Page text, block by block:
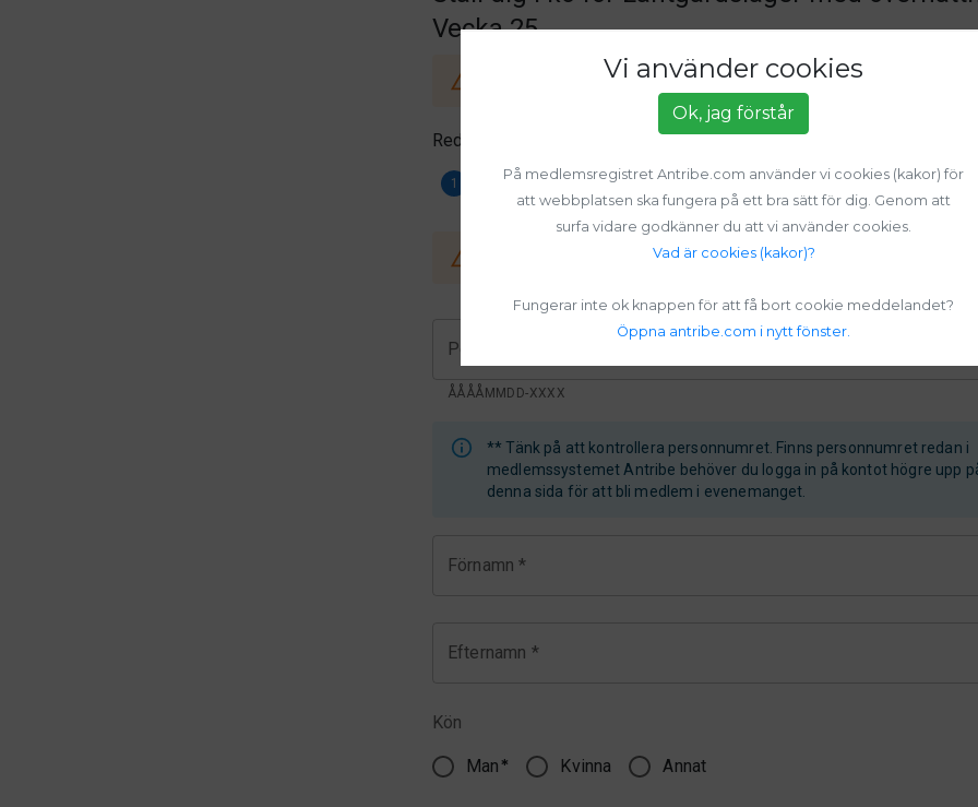
Vecka 25
Evenemanget är fullt. 4 personer står redan i kö.
Redan konto?
1 Dina uppgifter 2 Extra frågor 3
Du ska ange personnumret på den som ska delta på evenemanget.
Personnummer *
ÅÅÅÅMMDD-XXXX
** Tänk på att kontrollera personnumret. Finns personnumret redan i
medlemssystemet Antribe behöver du logga in på kontot högre upp
denna sida för att bli medlem i evenemanget.
Förnamn *
Efternamn *
Kön
Man * Kvinna Annat
Vi använder cookies
Ok, jag förstår
På medlemsregistret Antribe.com använder vi cookies (kakor) för
att webbplatsen ska fungera på ett bra sätt för dig. Genom att
surfa vidare godkänner du att vi använder cookies.
Vad är cookies (kakor)?
Fungerar inte ok knappen för att få bort cookie meddelandet?
Öppna antribe.com i nytt fönster.